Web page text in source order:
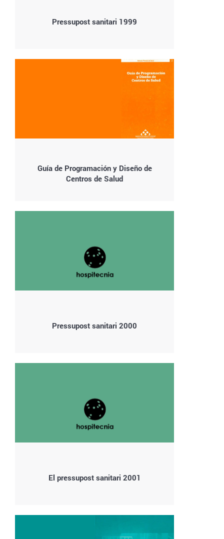
Pressupost sanitari 1999
Guía de Programación y Diseño de
Centros de Salud
Pressupost sanitari 2000
El pressupost sanitari 2001